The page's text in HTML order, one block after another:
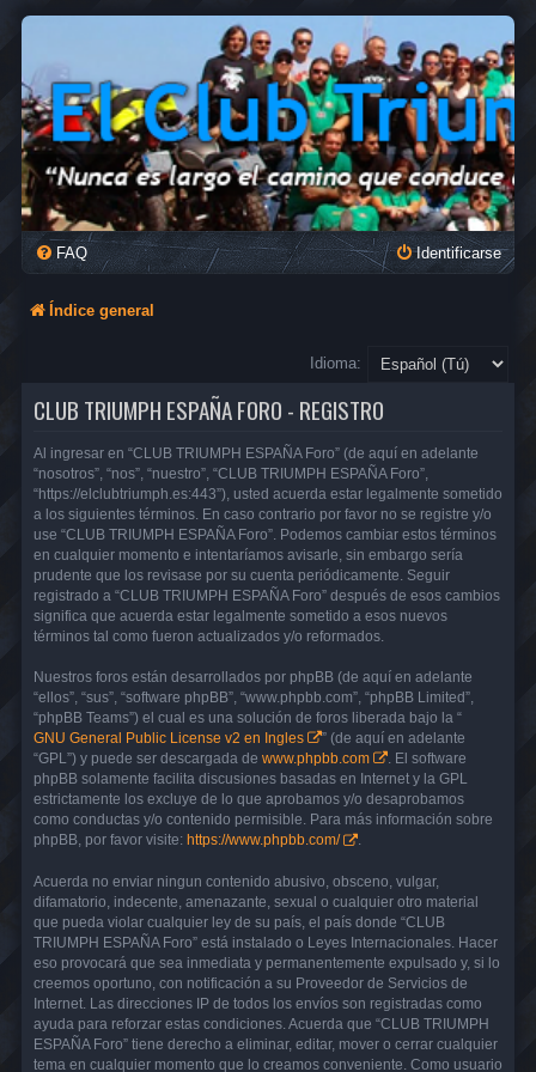
FAQ Identificarse
Índice general
Idioma:
CLUB TRIUMPH ESPAÑA FORO - REGISTRO
Al ingresar en “CLUB TRIUMPH ESPAÑA Foro” (de aquí en adelante
“nosotros”, “nos”, “nuestro”, “CLUB TRIUMPH ESPAÑA Foro”,
“https://elclubtriumph.es:443”), usted acuerda estar legalmente sometido
a los siguientes términos. En caso contrario por favor no se registre y/o
use “CLUB TRIUMPH ESPAÑA Foro”. Podemos cambiar estos términos
en cualquier momento e intentaríamos avisarle, sin embargo sería
prudente que los revisase por su cuenta periódicamente. Seguir
registrado a “CLUB TRIUMPH ESPAÑA Foro” después de esos cambios
significa que acuerda estar legalmente sometido a esos nuevos
términos tal como fueron actualizados y/o reformados.
Nuestros foros están desarrollados por phpBB (de aquí en adelante
“ellos”, “sus”, “software phpBB”, “www.phpbb.com”, “phpBB Limited”,
“phpBB Teams”) el cual es una solución de foros liberada bajo la “
GNU General Public License v2 en Ingles
” (de aquí en adelante
“GPL”) y puede ser descargada de www.phpbb.com
. El software
phpBB solamente facilita discusiones basadas en Internet y la GPL
estrictamente los excluye de lo que aprobamos y/o desaprobamos
como conductas y/o contenido permisible. Para más información sobre
phpBB, por favor visite: https://www.phpbb.com/ .
Acuerda no enviar ningun contenido abusivo, obsceno, vulgar,
difamatorio, indecente, amenazante, sexual o cualquier otro material
que pueda violar cualquier ley de su país, el país donde “CLUB
TRIUMPH ESPAÑA Foro” está instalado o Leyes Internacionales. Hacer
eso provocará que sea inmediata y permanentemente expulsado y, si lo
creemos oportuno, con notificación a su Proveedor de Servicios de
Internet. Las direcciones IP de todos los envíos son registradas como
ayuda para reforzar estas condiciones. Acuerda que “CLUB TRIUMPH
ESPAÑA Foro” tiene derecho a eliminar, editar, mover o cerrar cualquier
tema en cualquier momento que lo creamos conveniente. Como usuario